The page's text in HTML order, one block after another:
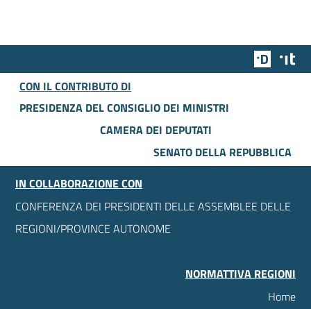
Team
CON IL CONTRIBUTO DI
PRESIDENZA DEL CONSIGLIO DEI MINISTRI
CAMERA DEI DEPUTATI
SENATO DELLA REPUBBLICA
IN COLLABORAZIONE CON
CONFERENZA DEI PRESIDENTI DELLE ASSEMBLEE DELLE
REGIONI/PROVINCE AUTONOME
NORMATTIVA REGIONI
Home